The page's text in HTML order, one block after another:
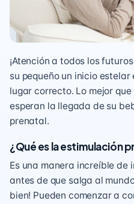
¡Atención a todos los
su pequeño un inicio
lugar correcto. Lo mejor
esperan la llegada de su
prenatal.
¿Qué es la estimulación
Es una manera increíble de
antes de que salga al
bien! Pueden comenzar a